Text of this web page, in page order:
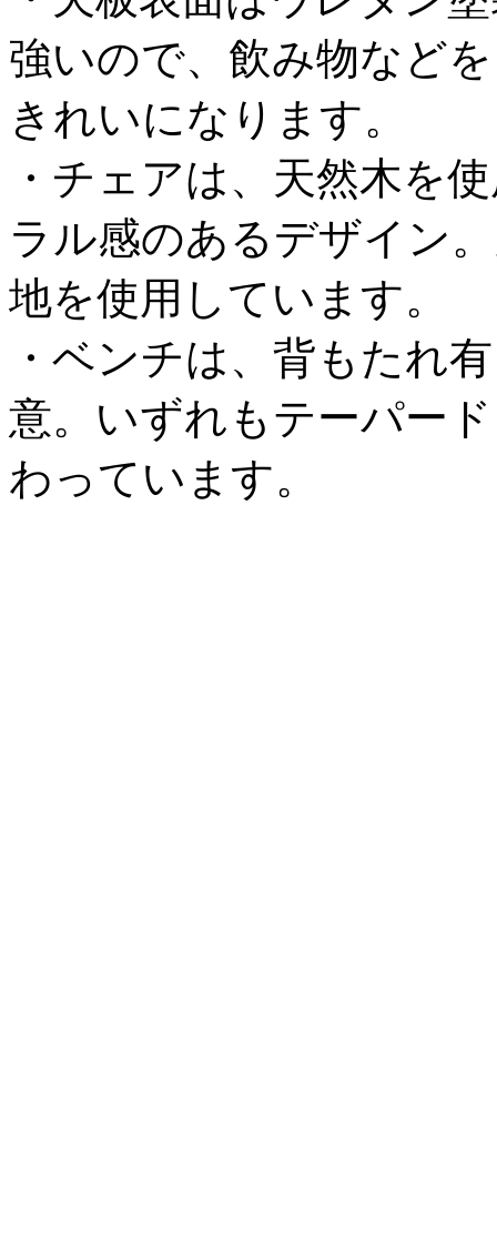
強いので、飲み物など
きれいになります。
・チェアは、天然木を
ラル感のあるデザイン
地を使用しています。
・ベンチは、背もたれ
意。いずれもテーパー
わっています。